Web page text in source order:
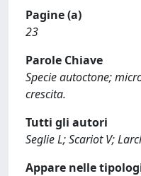
Pagine (a)
23
Parole Chiave
Specie autoctone;
crescita.
Tutti gli autori
Seglie L; Scariot V;
Appare nelle